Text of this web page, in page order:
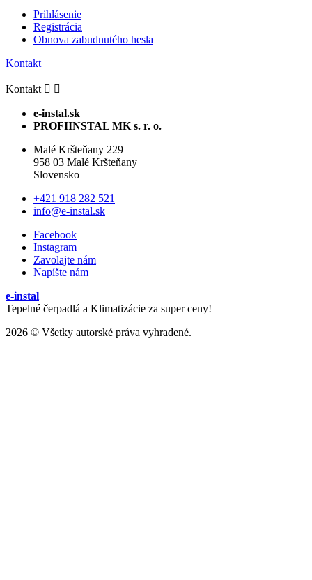
Prihlásenie
Registrácia
Obnova zabudnutého hesla
Kontakt
Kontakt  
e-instal.sk
PROFIINSTAL MK s. r. o.
Malé Kršteňany 229
958 03 Malé Kršteňany
Slovensko
+421 918 282 521
info@e-instal.sk
Facebook
Instagram
Zavolajte nám
Napíšte nám
e-instal
Tepelné čerpadlá a Klimatizácie za super ceny!
2026 © Všetky autorské práva vyhradené.